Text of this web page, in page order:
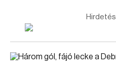
Hirdetés